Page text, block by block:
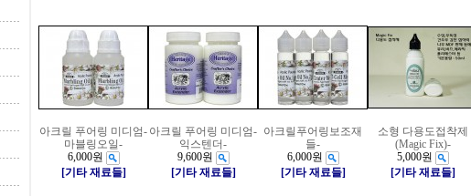
아크릴 푸어링 미디엄-
마블링오일-
6,000원
[기타 재료들]
아크릴 푸어링 미디엄-
익스텐더-
9,600원
[기타 재료들]
아크릴푸어링보조재
들-
6,000원
[기타 재료들]
소형 다용도접착제
(Magic Fix)-
5,000원
[기타 재료들]